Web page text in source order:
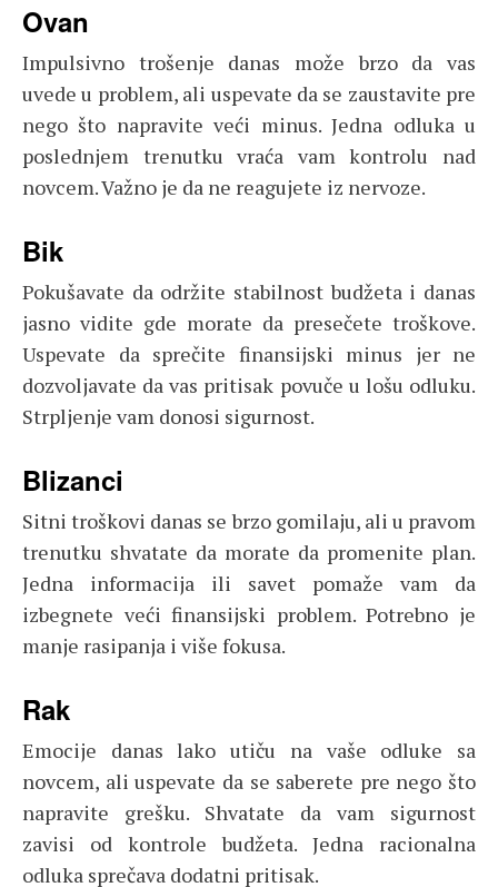
Ovan
Impulsivno trošenje danas može brzo da vas
uvede u problem, ali uspevate da se zaustavite pre
nego što napravite veći minus. Jedna odluka u
poslednjem trenutku vraća vam kontrolu nad
novcem. Važno je da ne reagujete iz nervoze.
Bik
Pokušavate da održite stabilnost budžeta i danas
jasno vidite gde morate da presečete troškove.
Uspevate da sprečite finansijski minus jer ne
dozvoljavate da vas pritisak povuče u lošu odluku.
Strpljenje vam donosi sigurnost.
Blizanci
Sitni troškovi danas se brzo gomilaju, ali u pravom
trenutku shvatate da morate da promenite plan.
Jedna informacija ili savet pomaže vam da
izbegnete veći finansijski problem. Potrebno je
manje rasipanja i više fokusa.
Rak
Emocije danas lako utiču na vaše odluke sa
novcem, ali uspevate da se saberete pre nego što
napravite grešku. Shvatate da vam sigurnost
zavisi od kontrole budžeta. Jedna racionalna
odluka sprečava dodatni pritisak.